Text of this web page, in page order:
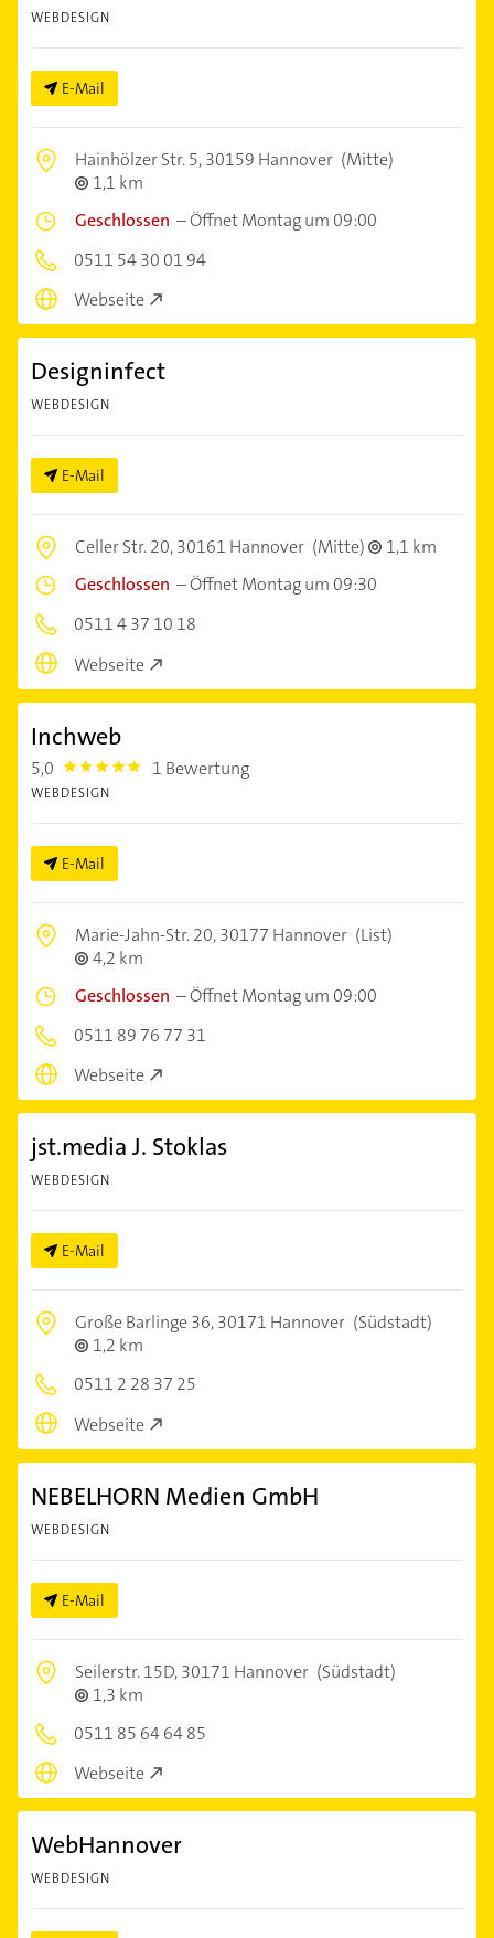
WEBDESIGN
E-Mail
Hainhölzer Str. 5,30159 Hannover (Mitte)
1,1 km
Geschlossen –Öffnet Montag um 09:00
0511 54 30 01 94
Webseite
Designinfect
WEBDESIGN
E-Mail
Celler Str. 20,30161 Hannover (Mitte)
1,1 km
Geschlossen –Öffnet Montag um 09:30
0511 4 37 10 18
Webseite
Inchweb
5,0 5.0 1 Bewertung
WEBDESIGN
E-Mail
Marie-Jahn-Str. 20,30177 Hannover (List)
4,2 km
Geschlossen –Öffnet Montag um 09:00
0511 89 76 77 31
Webseite
jst.media J. Stoklas
WEBDESIGN
E-Mail
Große Barlinge 36,30171 Hannover (Südstadt)
1,2 km
0511 2 28 37 25
Webseite
NEBELHORN Medien GmbH
WEBDESIGN
E-Mail
Seilerstr. 15D,30171 Hannover (Südstadt)
1,3 km
0511 85 64 64 85
Webseite
WebHannover
WEBDESIGN